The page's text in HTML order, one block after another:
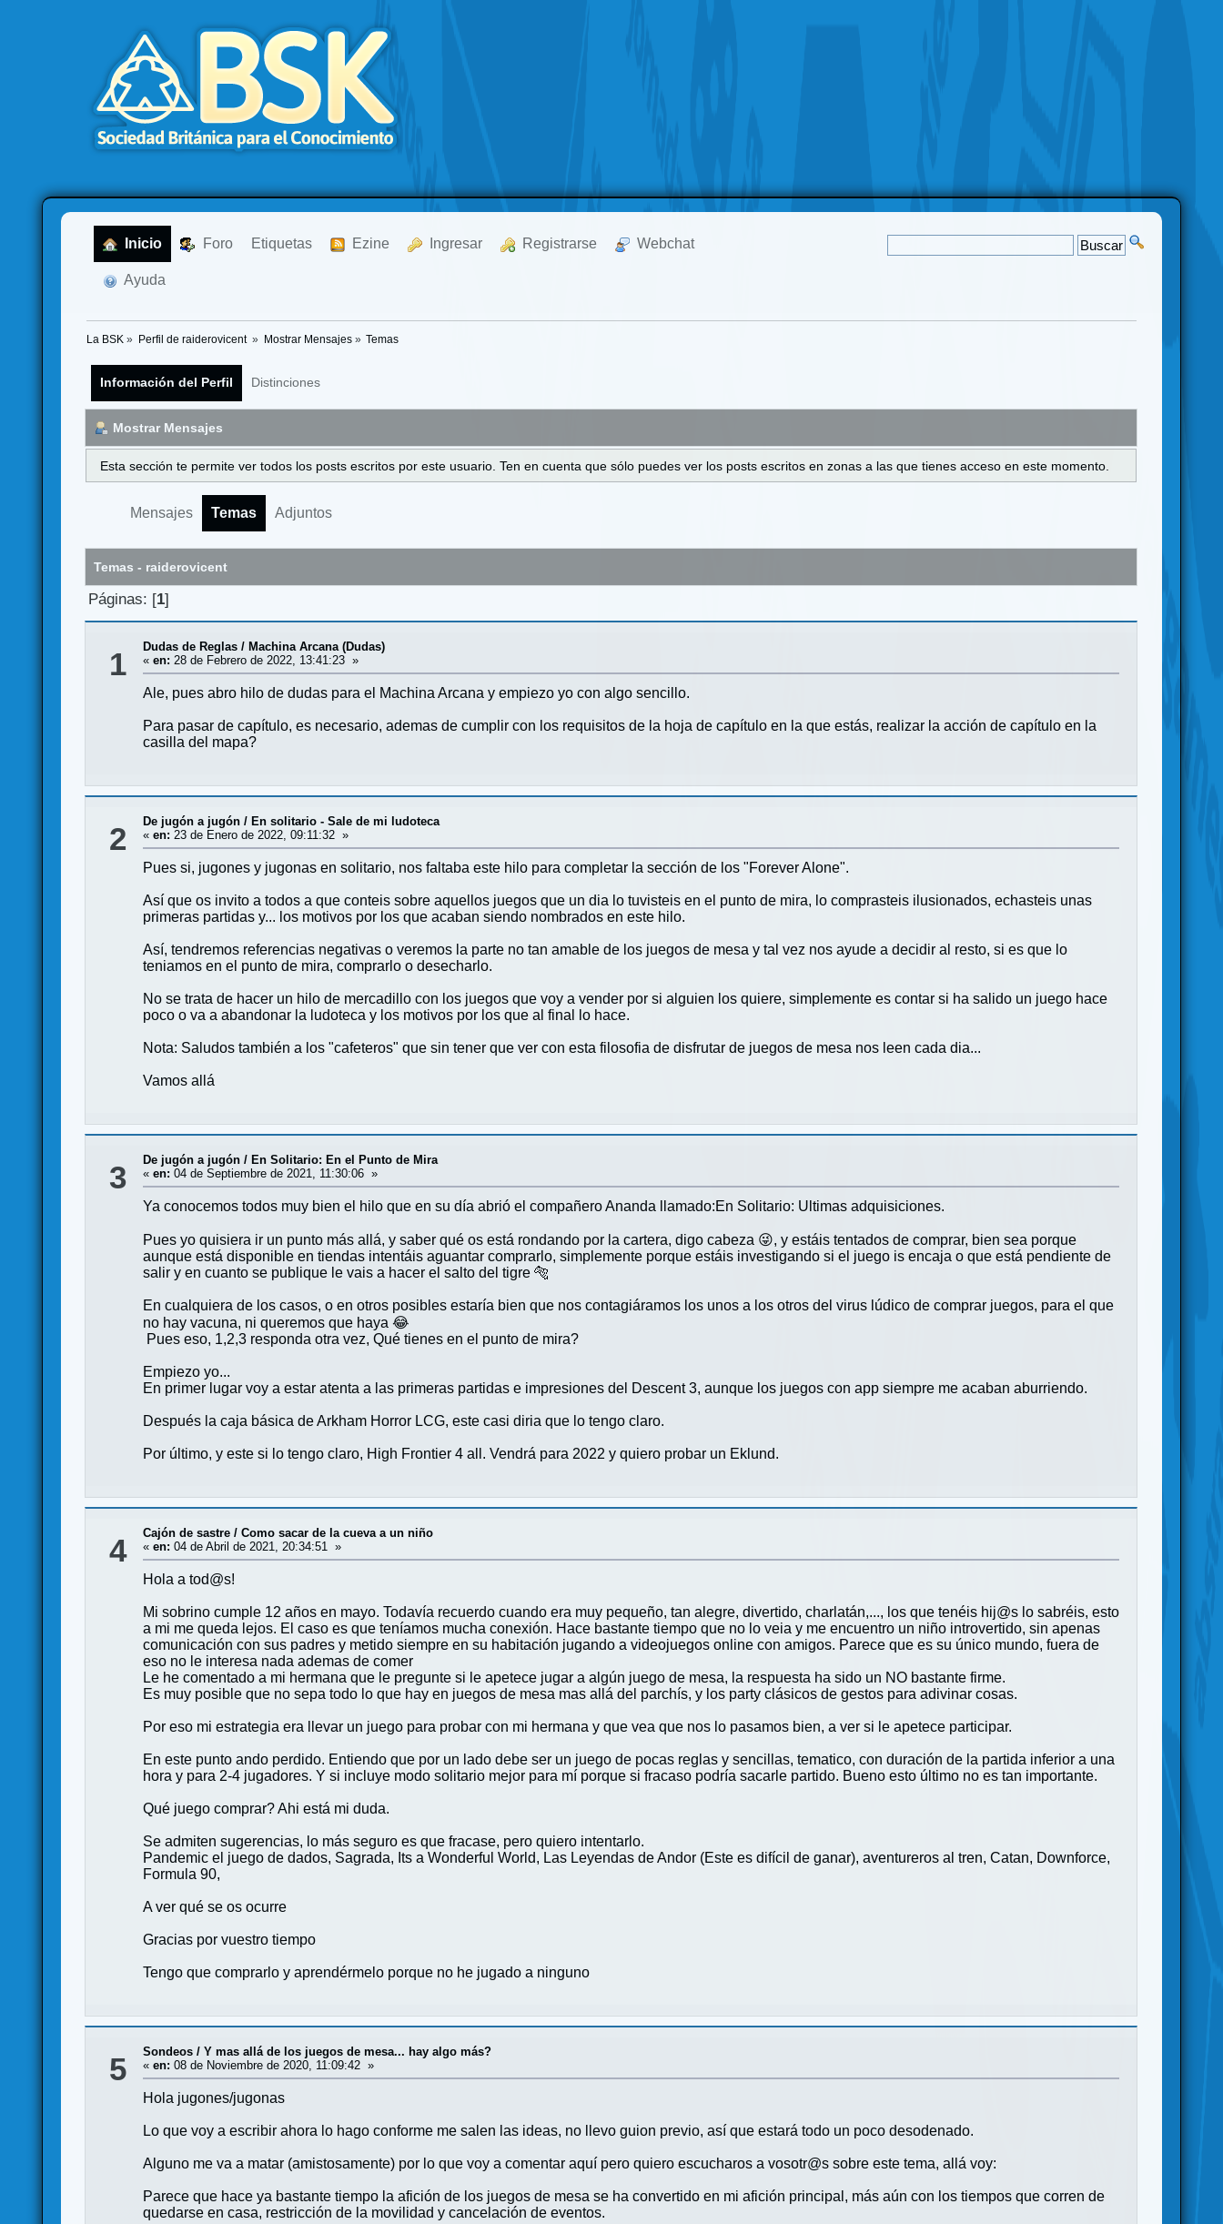
Inicio Foro Etiquetas Ezine Ingresar Registrarse Webchat
Ayuda
La BSK » Perfil de raiderovicent » Mostrar Mensajes» Temas
Información del Perfil Distinciones
Mostrar Mensajes
Esta sección te permite ver todos los posts escritos por este usuario. Ten en cuenta que sólo puedes ver los posts escritos en zonas a las que tienes acceso en este momento.
Mensajes Temas Adjuntos
Temas - raiderovicent
Páginas: [1]
1 Dudas de Reglas / Machina Arcana (Dudas)
«en: 28 de Febrero de 2022, 13:41:23 »
Ale, pues abro hilo de dudas para el Machina Arcana y empiezo yo con algo sencillo.
Para pasar de capítulo, es necesario, ademas de cumplir con los requisitos de la hoja de capítulo en la que estás, realizar la acción de capítulo en la
casilla del mapa?
2 De jugón a jugón / En solitario - Sale de mi ludoteca
«en: 23 de Enero de 2022, 09:11:32 »
Pues si, jugones y jugonas en solitario, nos faltaba este hilo para completar la sección de los "Forever Alone".
Así que os invito a todos a que conteis sobre aquellos juegos que un dia lo tuvisteis en el punto de mira, lo comprasteis ilusionados, echasteis unas
primeras partidas y... los motivos por los que acaban siendo nombrados en este hilo.
Así, tendremos referencias negativas o veremos la parte no tan amable de los juegos de mesa y tal vez nos ayude a decidir al resto, si es que lo
teniamos en el punto de mira, comprarlo o desecharlo.
No se trata de hacer un hilo de mercadillo con los juegos que voy a vender por si alguien los quiere, simplemente es contar si ha salido un juego hace
poco o va a abandonar la ludoteca y los motivos por los que al final lo hace.
Nota: Saludos también a los "cafeteros" que sin tener que ver con esta filosofia de disfrutar de juegos de mesa nos leen cada dia...
Vamos allá
3 De jugón a jugón / En Solitario: En el Punto de Mira
«en: 04 de Septiembre de 2021, 11:30:06 »
Ya conocemos todos muy bien el hilo que en su día abrió el compañero Ananda llamado:En Solitario: Ultimas adquisiciones.
Pues yo quisiera ir un punto más allá, y saber qué os está rondando por la cartera, digo cabeza 😜, y estáis tentados de comprar, bien sea porque
aunque está disponible en tiendas intentáis aguantar comprarlo, simplemente porque estáis investigando si el juego is encaja o que está pendiente de
salir y en cuanto se publique le vais a hacer el salto del tigre 🐅
En cualquiera de los casos, o en otros posibles estaría bien que nos contagiáramos los unos a los otros del virus lúdico de comprar juegos, para el que
no hay vacuna, ni queremos que haya 😂
Pues eso, 1,2,3 responda otra vez, Qué tienes en el punto de mira?
Empiezo yo...
En primer lugar voy a estar atenta a las primeras partidas e impresiones del Descent 3, aunque los juegos con app siempre me acaban aburriendo.
Después la caja básica de Arkham Horror LCG, este casi diria que lo tengo claro.
Por último, y este si lo tengo claro, High Frontier 4 all. Vendrá para 2022 y quiero probar un Eklund.
4 Cajón de sastre /Como sacar de la cueva a un niño
«en: 04 de Abril de 2021, 20:34:51 »
Hola a tod@s!
Mi sobrino cumple 12 años en mayo. Todavía recuerdo cuando era muy pequeño, tan alegre, divertido, charlatán,..., los que tenéis hij@s lo sabréis, esto
a mi me queda lejos. El caso es que teníamos mucha conexión. Hace bastante tiempo que no lo veia y me encuentro un niño introvertido, sin apenas
comunicación con sus padres y metido siempre en su habitación jugando a videojuegos online con amigos. Parece que es su único mundo, fuera de
eso no le interesa nada ademas de comer
Le he comentado a mi hermana que le pregunte si le apetece jugar a algún juego de mesa, la respuesta ha sido un NO bastante firme.
Es muy posible que no sepa todo lo que hay en juegos de mesa mas allá del parchís, y los party clásicos de gestos para adivinar cosas.
Por eso mi estrategia era llevar un juego para probar con mi hermana y que vea que nos lo pasamos bien, a ver si le apetece participar.
En este punto ando perdido. Entiendo que por un lado debe ser un juego de pocas reglas y sencillas, tematico, con duración de la partida inferior a una
hora y para 2-4 jugadores. Y si incluye modo solitario mejor para mí porque si fracaso podría sacarle partido. Bueno esto último no es tan importante.
Qué juego comprar? Ahi está mi duda.
Se admiten sugerencias, lo más seguro es que fracase, pero quiero intentarlo.
Pandemic el juego de dados, Sagrada, Its a Wonderful World, Las Leyendas de Andor (Este es difícil de ganar), aventureros al tren, Catan, Downforce,
Formula 90,
A ver qué se os ocurre
Gracias por vuestro tiempo
Tengo que comprarlo y aprendérmelo porque no he jugado a ninguno
5 Sondeos /Y mas allá de los juegos de mesa... hay algo más?
«en: 08 de Noviembre de 2020, 11:09:42 »
Hola jugones/jugonas
Lo que voy a escribir ahora lo hago conforme me salen las ideas, no llevo guion previo, así que estará todo un poco desodenado.
Alguno me va a matar (amistosamente) por lo que voy a comentar aquí pero quiero escucharos a vosotr@s sobre este tema, allá voy:
Parece que hace ya bastante tiempo la afición de los juegos de mesa se ha convertido en mi afición principal, más aún con los tiempos que corren de
quedarse en casa, restricción de la movilidad y cancelación de eventos.